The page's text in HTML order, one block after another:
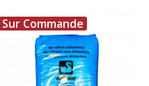
Sur Commande